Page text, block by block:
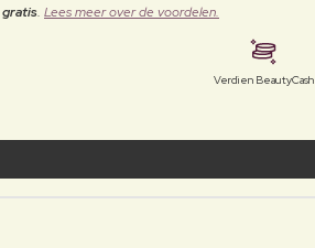
gratis. Lees meer over de voordelen.
Verdien BeautyCash